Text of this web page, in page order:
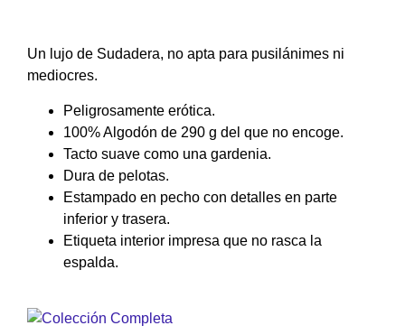
Un lujo de Sudadera, no apta para pusilánimes ni
mediocres.
Peligrosamente erótica.
100% Algodón de 290 g del que no encoge.
Tacto suave como una gardenia.
Dura de pelotas.
Estampado en pecho con detalles en parte
inferior y trasera.
Etiqueta interior impresa que no rasca la
espalda.